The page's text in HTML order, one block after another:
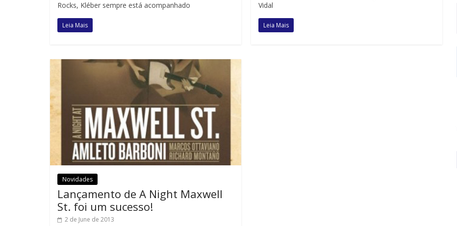
Rocks, Kléber sempre está acompanhado
Leia Mais
Vidal
Leia Mais
Novidades
Lançamento de A Night Maxwell
St. foi um sucesso!
2 de June de 2013